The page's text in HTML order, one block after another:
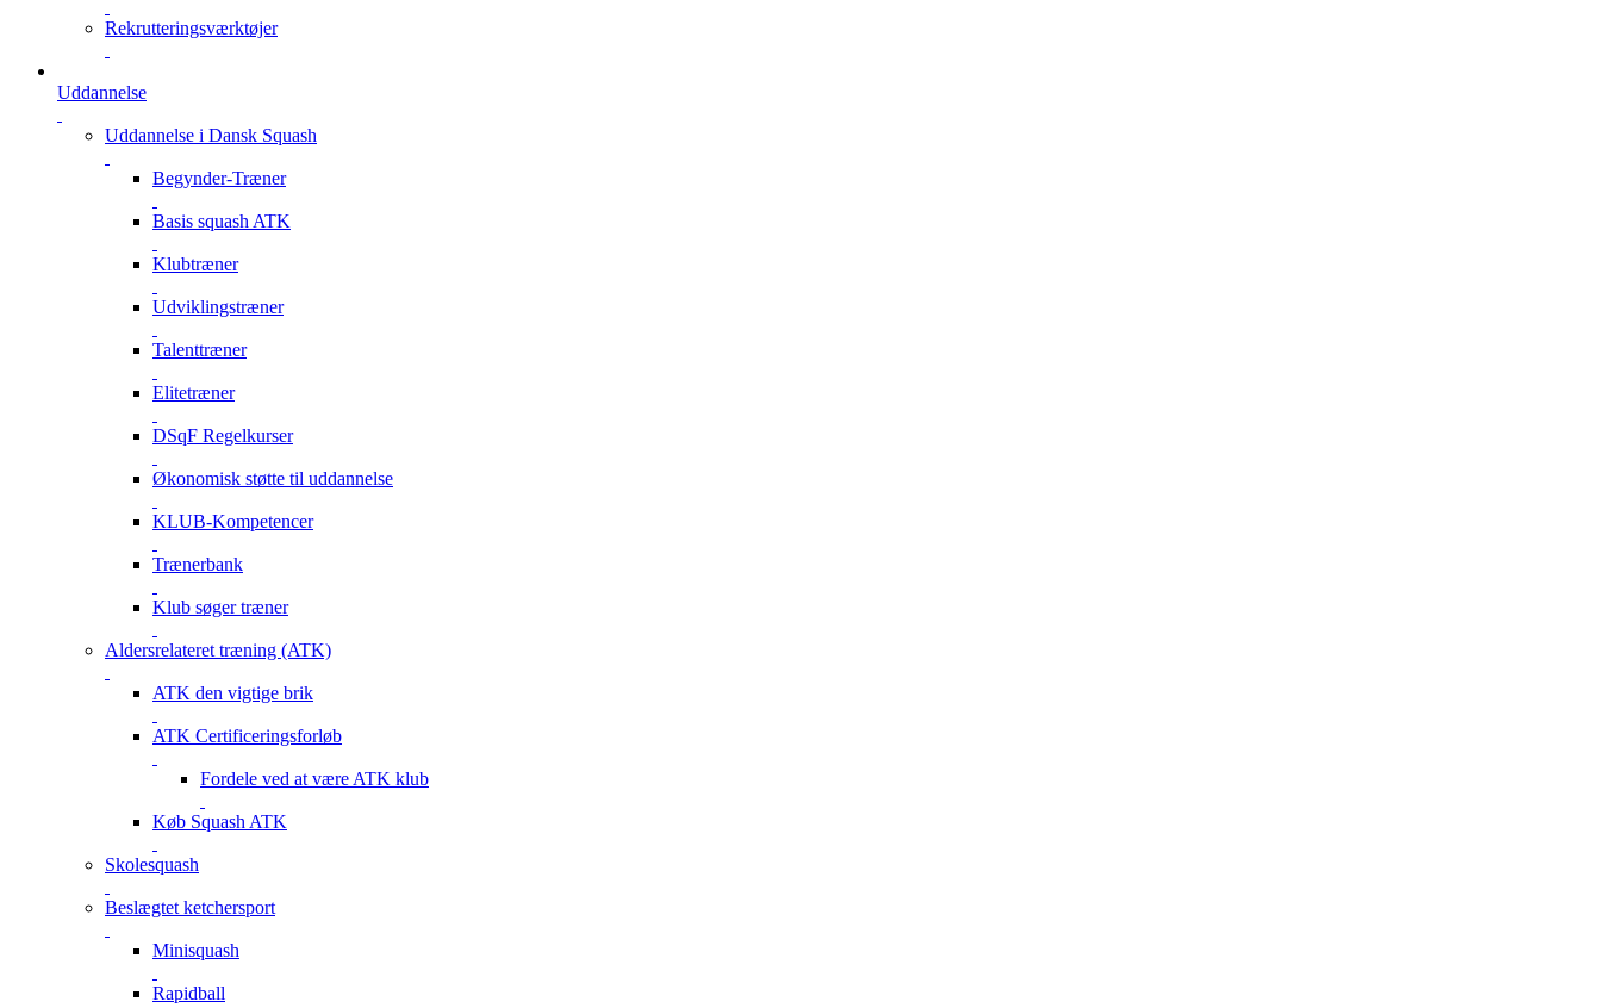
Rekrutteringsværktøjer
Uddannelse
Uddannelse i Dansk Squash
Begynder-Træner
Basis squash ATK
Klubtræner
Udviklingstræner
Talenttræner
Elitetræner
DSqF Regelkurser
Økonomisk støtte til uddannelse
KLUB-Kompetencer
Trænerbank
Klub søger træner
Aldersrelateret træning (ATK)
ATK den vigtige brik
ATK Certificeringsforløb
Fordele ved at være ATK klub
Køb Squash ATK
Skolesquash
Beslægtet ketchersport
Minisquash
Rapidball